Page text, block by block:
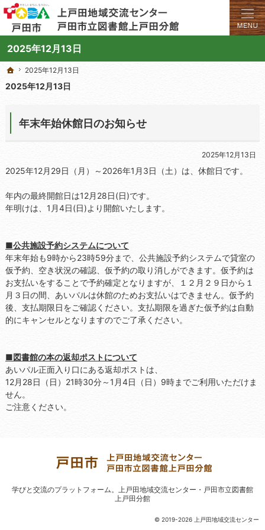
2025年12月13日
学びと交流のプラットフォーム。地域の講座や施設をご案内しています。
上戸田地域交流センターや戸田市立図書館上戸田分館の総合案内サイト
ホーム
2025年12月13日
2025年12月13日
年末年始休館日のお知らせ
2025年12月13日
2025年12月29日（月）～2026年1月3日（土）は、休館日です。
年内の最終開館日は12月28日(日)です。
年明けは、1月4日(日)より開館いたします。
■公共施設予約システムについて
年末年始も9時から23時59分まで、公共施設予約システムで貸室の
仮予約、空き状況の確認、仮予約の取り消しができます。仮予約は
お支払いをすることで予約確定となりますが、１２月２９日から１
月３日の間、あいパルは休館のためお支払いはできません。仮予約
後、支払期限日をご確認ください。支払期限を過ぎた仮予約は自動
的にキャンセルとなりますのでご了承ください。
■図書館の本の返却ポストについて
あいパル正面入り口にある返却ポストは、
12月28日（日）21時30分～1月4日（日）9時までご利用いただけま
せん。
ご注意ください。
ホーム
2025年12月13日
© 2019-2026 上戸田地域交流センター
学びと交流のプラットフォーム。
上戸田地域交流センター・戸田市立図書館
上戸田分館